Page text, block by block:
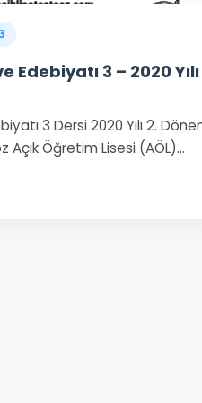
Edebiyatı 3 – 2020 Yılı
3 Dersi 2020 Yılı 2.
Açık Öğretim Lisesi (AÖL)…